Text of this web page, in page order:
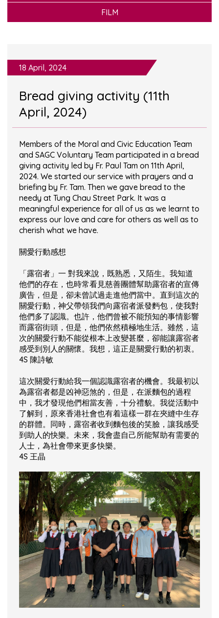
FILM
18 April, 2024
Bread giving activity (11th
April, 2024)
Members of the Moral and Civic Education Team
and SAGC Voluntary Team participated in a bread
giving activity led by Fr. Paul Tam on 11th April,
2024. We started our service with prayers and a
briefing by Fr. Tam. Then we gave bread to the
needy at Tung Chau Street Park. It was a
meaningful experience for all of us as we learnt to
express our love and care for others as well as to
cherish what we have.
關愛行動感想
「露宿者」一 對我來說，既熟悉，又陌生。我知道
他們的存在，也時常看見慈善團體幫助露宿者的宣傳
廣告，但是，卻未曾試過走進他們當中。直到這次的
關愛行動，神父帶領我們向露宿者派發麪包，使我對
他們多了認識。也許，他們曾被不能預知的事情影響
而露宿街頭，但是，他們依然積極地生活。雖然，這
次的關愛行動不能從根本上改變甚麼，卻能讓露宿者
感受到別人的關懷。我想，這正是關愛行動的初衷。
4S 陳詩敏
這次關愛行動給我一個認識露宿者的機會。我最初以
為露宿者都是凶神惡煞的，但是，在派麵包的過程
中，我才發現他們相當友善，十分禮貌。我從活動中
了解到，原來香港社會也有着這樣一群在夾縫中生存
的群體。同時，露宿者收到麵包後的笑臉，讓我感受
到助人的快樂。未來，我會盡自己所能幫助有需要的
人士，為社會帶來更多快樂。
4S 王晶